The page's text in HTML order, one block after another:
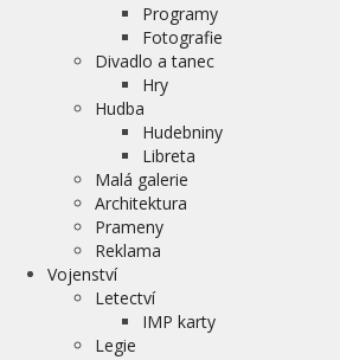
Programy
Fotografie
Divadlo a tanec
Hry
Hudba
Hudebniny
Libreta
Malá galerie
Architektura
Prameny
Reklama
Vojenství
Letectví
IMP karty
Legie